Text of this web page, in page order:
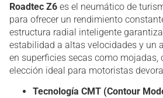
Roadtec Z6 es el neumático de
para ofrecer un rendimiento
estructura radial inteligente
estabilidad a altas velocidades y un
en superficies secas como mojadas,
elección ideal para motoristas
Tecnología CMT (Contour